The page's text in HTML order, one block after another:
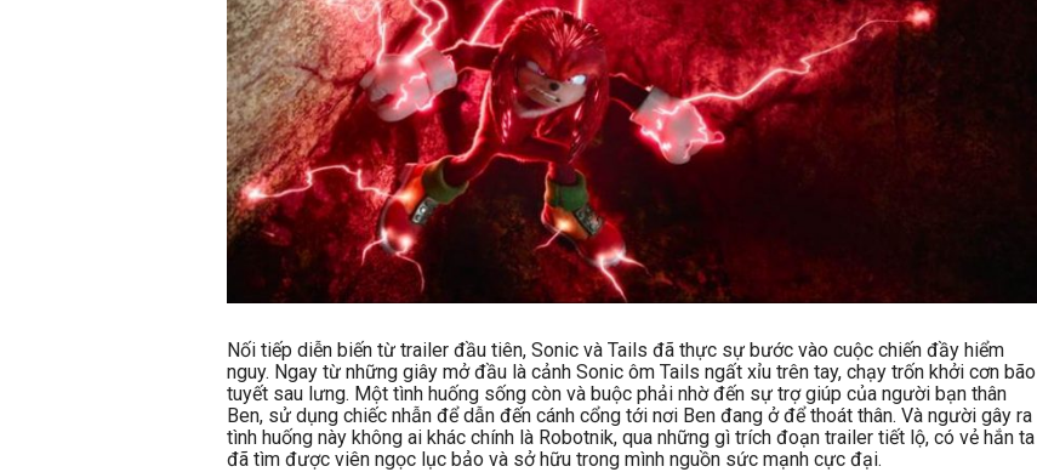
Nối tiếp diễn biến từ trailer đầu tiên, Sonic và Tails đã thực sự bước vào cuộc chiến đầy hiểm
nguy. Ngay từ những giây mở đầu là cảnh Sonic ôm Tails ngất xỉu trên tay, chạy trốn khởi cơn bão
tuyết sau lưng. Một tình huống sống còn và buộc phải nhờ đến sự trợ giúp của người bạn thân
Ben, sử dụng chiếc nhẫn để dẫn đến cánh cổng tới nơi Ben đang ở để thoát thân. Và người gây ra
tình huống này không ai khác chính là Robotnik, qua những gì trích đoạn trailer tiết lộ, có vẻ hắn ta
đã tìm được viên ngọc lục bảo và sở hữu trong mình nguồn sức mạnh cực đại.